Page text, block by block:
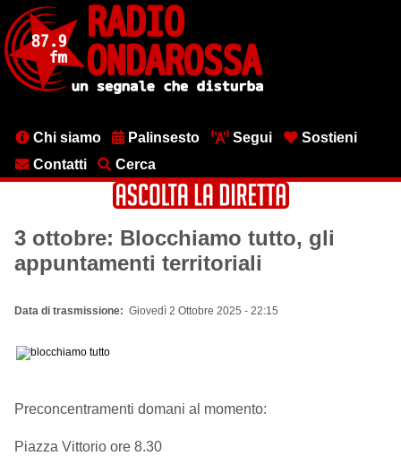
contenuto
principale
MenuChi siamo Palinsesto Segui
Sostieni
Contatti
Cerca
3 ottobre: Blocchiamo tutto, gli
appuntamenti territoriali
Data di trasmissione Giovedì 2 Ottobre 2025 - 22:15
Preconcentramenti domani al momento:
Piazza Vittorio ore 8.30